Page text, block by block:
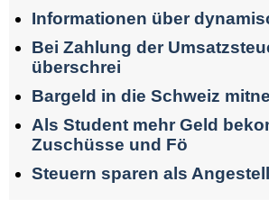
Informationen über
Bei Zahlung der
überschrei
Bargeld in die Schweiz
Als Student mehr Geld
Zuschüsse und Fö
Steuern sparen als